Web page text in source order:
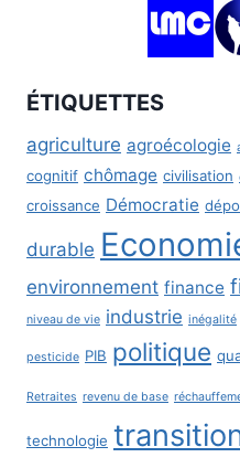
ÉTIQUETTES
agriculture agroécologie
cognitif chômage civilisation
croissance Démocratie
durable
environnement finance
niveau de vie industrie inégalité
pesticide PIB politique
Retraites revenu de base
technologie